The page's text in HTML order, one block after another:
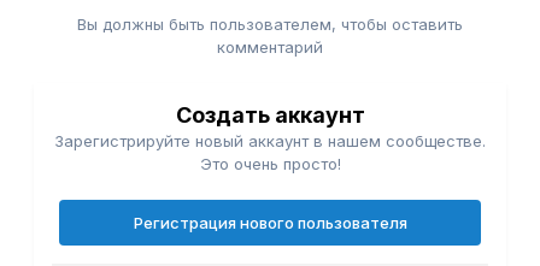
Вы должны быть пользователем, чтобы оставить
комментарий
Создать аккаунт
Зарегистрируйте новый аккаунт в нашем сообществе.
Это очень просто!
Регистрация нового пользователя